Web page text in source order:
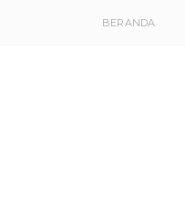
BERANDA